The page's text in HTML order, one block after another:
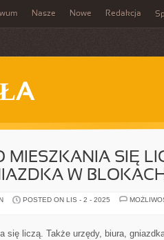
Nasze Nowe Redakcja
MIESZKANIA SIĘ
W BLOKACH
POSTED ON LIS - 2 - 2025
się liczą. Także urzędy, biura,